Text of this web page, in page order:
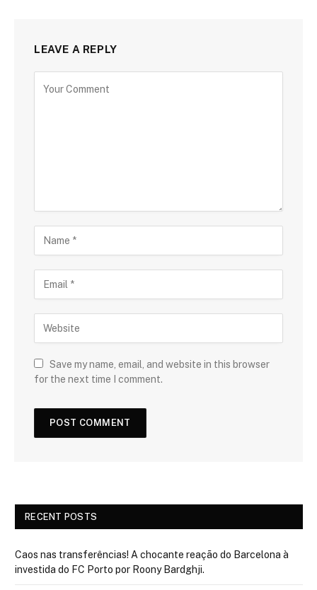
LEAVE A REPLY
Save my name, email, and website in this browser
for the next time I comment.
RECENT POSTS
Caos nas transferências! A chocante reação do Barcelona à
investida do FC Porto por Roony Bardghji.